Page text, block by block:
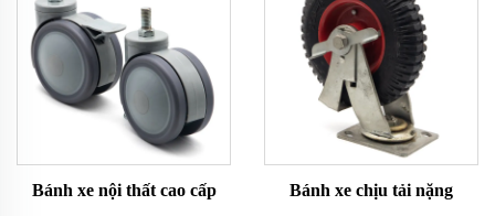
Bánh xe nội thất cao cấp Bánh xe chịu tải nặng